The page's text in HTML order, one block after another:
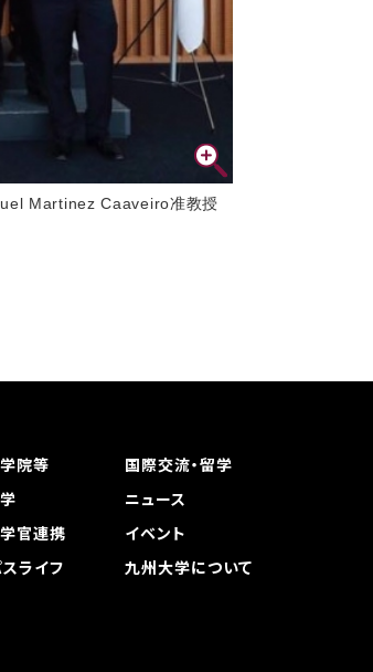
Martinez Caaveiro准教授
院等
国際交流・留学
ニュース
官連携
イベント
ライフ 九州大学について